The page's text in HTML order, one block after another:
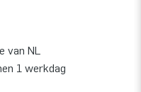
NL
1 werkdag